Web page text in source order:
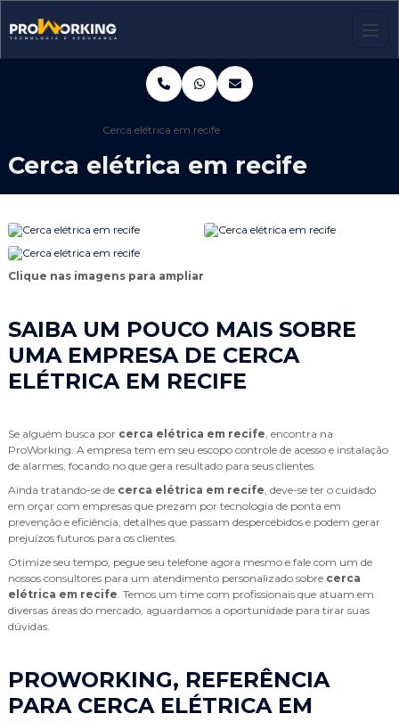
Cerca elétrica em recife
Cerca elétrica em recife
Clique nas imagens para ampliar
SAIBA UM POUCO MAIS SOBRE
UMA EMPRESA DE CERCA
ELÉTRICA EM RECIFE
Se alguém busca por cerca elétrica em recife , encontra na
ProWorking. A empresa tem em seu escopo controle de acesso e instalação
de alarmes, focando no que gera resultado para seus clientes.
Ainda tratando-se de cerca elétrica em recife , deve-se ter o cuidado
em orçar com empresas que prezam por tecnologia de ponta em
prevenção e eficiência, detalhes que passam despercebidos e podem gerar
prejuízos futuros para os clientes.
Otimize seu tempo, pegue seu telefone agora mesmo e fale com um de
nossos consultores para um atendimento personalizado sobre cerca
elétrica em recife . Temos um time com profissionais que atuam em
diversas áreas do mercado, aguardamos a oportunidade para tirar suas
dúvidas.
PROWORKING, REFERÊNCIA
PARA CERCA ELÉTRICA EM